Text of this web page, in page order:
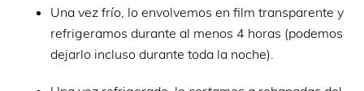
Una vez frío, lo envolvemos en film transparente y
refrigeramos durante al menos 4 horas (podemos
dejarlo incluso durante toda la noche).